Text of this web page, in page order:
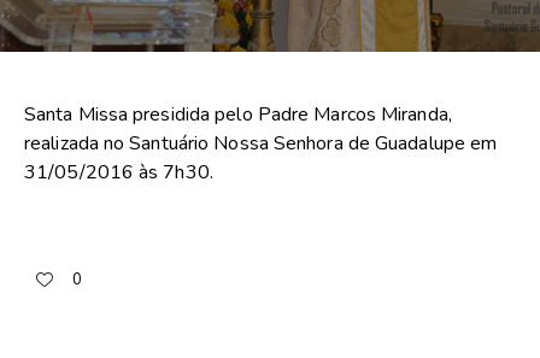
Santa Missa presidida pelo Padre Marcos Miranda,
realizada no Santuário Nossa Senhora de Guadalupe em
31/05/2016 às 7h30.
0